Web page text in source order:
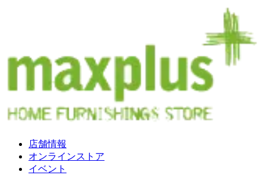
店舗情報
オンラインストア
イベント